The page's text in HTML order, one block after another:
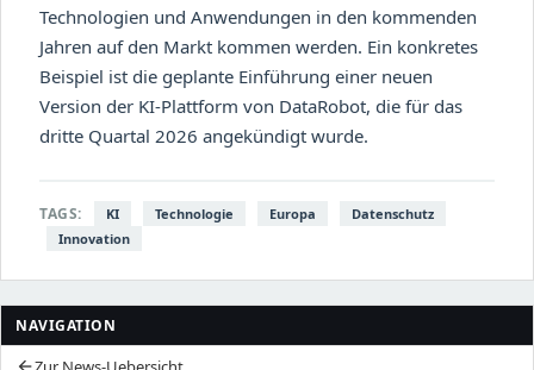
NAVIGATION
Technologien und Anwendungen in den kommenden
Jahren auf den Markt kommen werden. Ein konkretes
Beispiel ist die geplante Einführung einer neuen
Version der KI-Plattform von DataRobot, die für das
dritte Quartal 2026 angekündigt wurde.
TAGS: KI Technologie Europa
Datenschutz
Innovation